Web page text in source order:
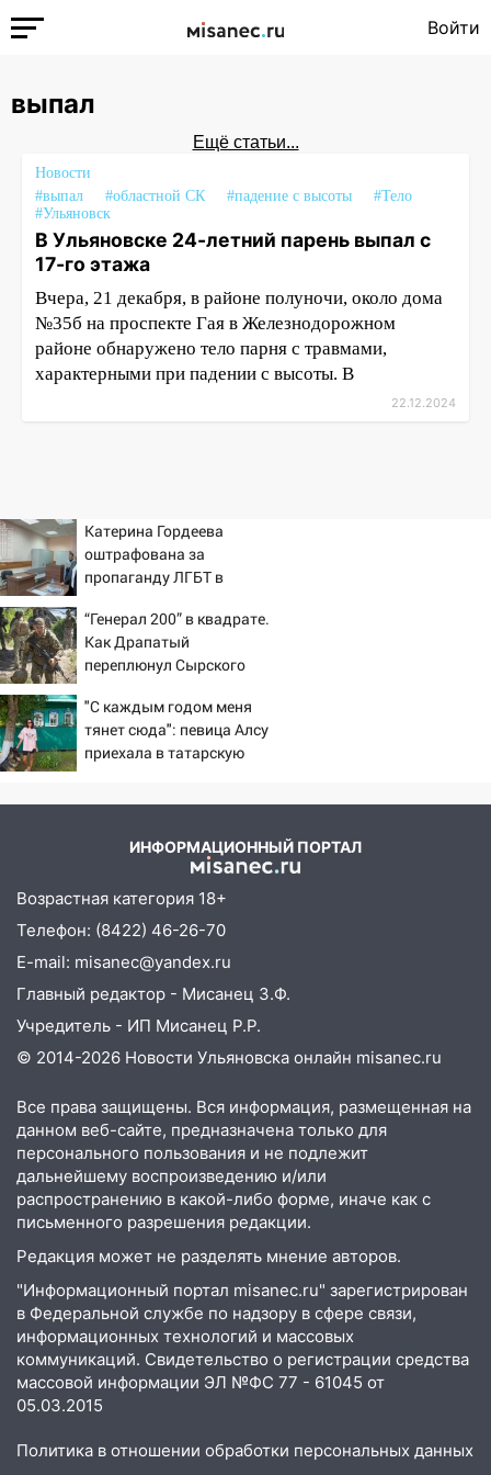
Войти
выпал
Ещё статьи...
Новости
#выпал
#областной СК #падение с высоты
#Тело
#Ульяновск
В Ульяновске 24-летний парень выпал с
17-го этажа
Вчера, 21 декабря, в районе полуночи, около дома
№35б на проспекте Гая в Железнодорожном
районе обнаружено тело парня с травмами,
характерными при падении с высоты. В
22.12.2024
Катерина Гордеева
оштрафована за
пропаганду ЛГБТ в
Вести.ru
“Генерал 200” в квадрате.
Как Драпатый
переплюнул Сырского
"С каждым годом меня
тянет сюда": певица Алсу
приехала в татарскую
ИНФОРМАЦИОННЫЙ ПОРТАЛ
Возрастная категория 18+
Телефон: (8422) 46-26-70
E-mail: misanec@yandex.ru
Главный редактор - Мисанец З.Ф.
Учредитель - ИП Мисанец Р.Р.
© 2014-2026 Новости Ульяновска онлайн misanec.ru
Все права защищены. Вся информация, размещенная на
данном веб-сайте, предназначена только для
персонального пользования и не подлежит
дальнейшему воспроизведению и/или
распространению в какой-либо форме, иначе как с
письменного разрешения редакции.
Редакция может не разделять мнение авторов.
"Информационный портал misanec.ru" зарегистрирован
в Федеральной службе по надзору в сфере связи,
информационных технологий и массовых
коммуникаций. Свидетельство о регистрации средства
массовой информации ЭЛ №ФС 77 - 61045 от
05.03.2015
Политика в отношении обработки персональных данных